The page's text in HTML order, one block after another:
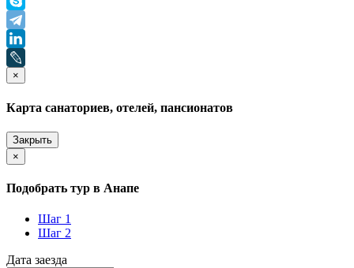
×
Карта санаториев, отелей, пансионатов
Закрыть
×
Подобрать тур в Анапе
Шаг 1
Шаг 2
Дата заезда